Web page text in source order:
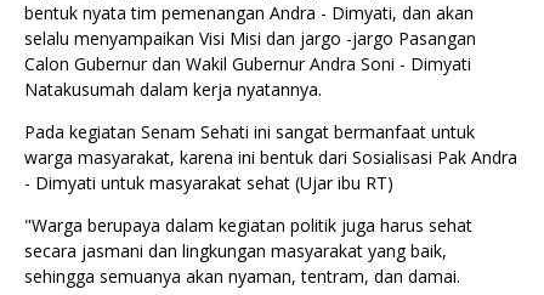
bentuk nyata tim pemenangan Andra - Dimyati, dan akan
selalu menyampaikan Visi Misi dan jargo -jargo Pasangan
Calon Gubernur dan Wakil Gubernur Andra Soni - Dimyati
Natakusumah dalam kerja nyatannya.
Pada kegiatan Senam Sehati ini sangat bermanfaat untuk
warga masyarakat, karena ini bentuk dari Sosialisasi Pak Andra
- Dimyati untuk masyarakat sehat (Ujar ibu RT)
"Warga berupaya dalam kegiatan politik juga harus sehat
secara jasmani dan lingkungan masyarakat yang baik,
sehingga semuanya akan nyaman, tentram, dan damai.